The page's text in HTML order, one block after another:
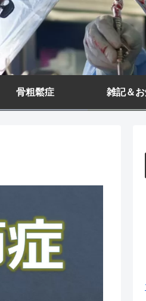
骨粗鬆症 雑記＆